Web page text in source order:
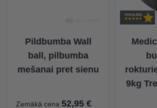
Pildbumba Wall
ball, pilbumba
mešanai pret sienu
Zemākā cena 52,95 €
9kg